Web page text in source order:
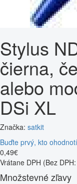
Stylus
čierna,
alebo
DSi XL
Značka: satkit
Buďte prvý, kto
0,49€
Vrátane DPH (Bez
Množstevné zľavy